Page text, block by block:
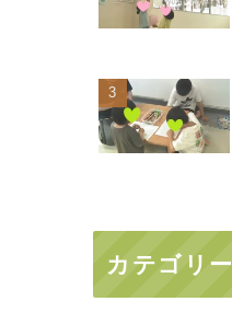
カテゴリー